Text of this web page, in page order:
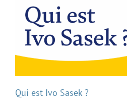
Qui est Ivo Sasek ?